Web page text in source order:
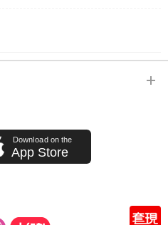
Download on the
App Store